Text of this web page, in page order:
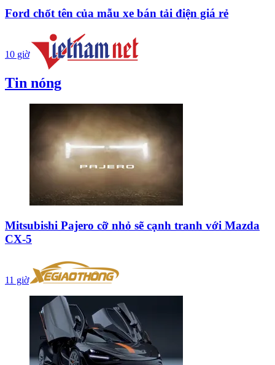
Ford chốt tên của mẫu xe bán tải điện giá rẻ
10 giờ
Tin nóng
Mitsubishi Pajero cỡ nhỏ sẽ cạnh tranh với Mazda
CX-5
11 giờ